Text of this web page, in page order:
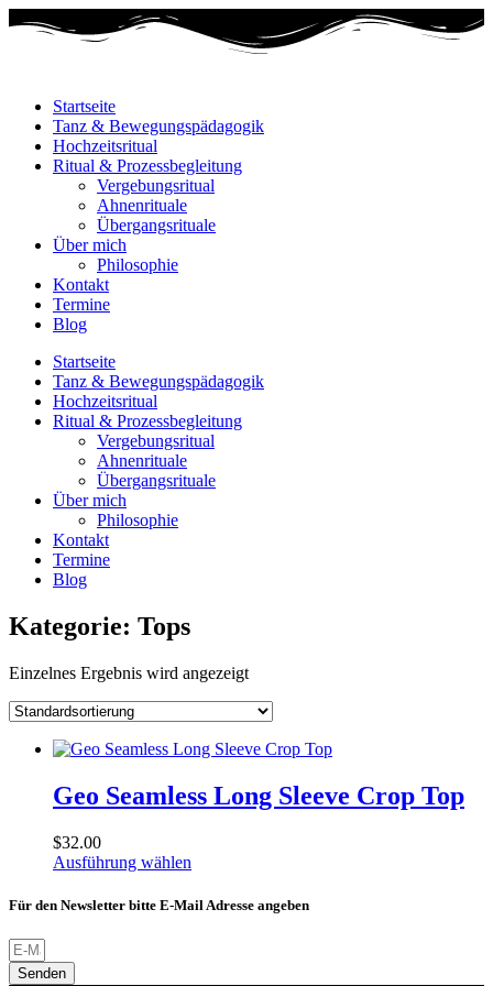
Startseite
Tanz & Bewegungspädagogik
Hochzeitsritual
Ritual & Prozessbegleitung
Vergebungsritual
Ahnenrituale
Übergangsrituale
Über mich
Philosophie
Kontakt
Termine
Blog
Startseite
Tanz & Bewegungspädagogik
Hochzeitsritual
Ritual & Prozessbegleitung
Vergebungsritual
Ahnenrituale
Übergangsrituale
Über mich
Philosophie
Kontakt
Termine
Blog
Kategorie: Tops
Einzelnes Ergebnis wird angezeigt
Geo Seamless Long Sleeve Crop Top
$32.00
Ausführung wählen
Produkt
Varianten
auf.
Für den Newsletter bitte E-Mail Adresse angeben
Senden